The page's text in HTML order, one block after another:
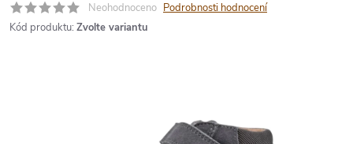
Neohodnoceno Podrobnosti hodnocení
Kód produktu: Zvolte variantu